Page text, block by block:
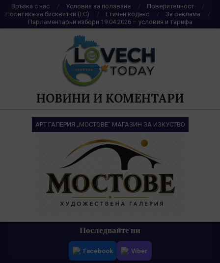
Skip
to
content
Връзка с нас Условия за ползване
Поверителност
Политика за бисквитки (ЕС)
Етичен кодекс
За реклама
Парламентарни избори 19.04.2026 – условия и тарифа
НОВИНИ И КОМЕНТАРИ
АРТ ГАЛЕРИЯ „МОСТОВЕ“ МАГАЗИН ЗА ИЗКУСТВО
Последвайте ни
Facebook Viber